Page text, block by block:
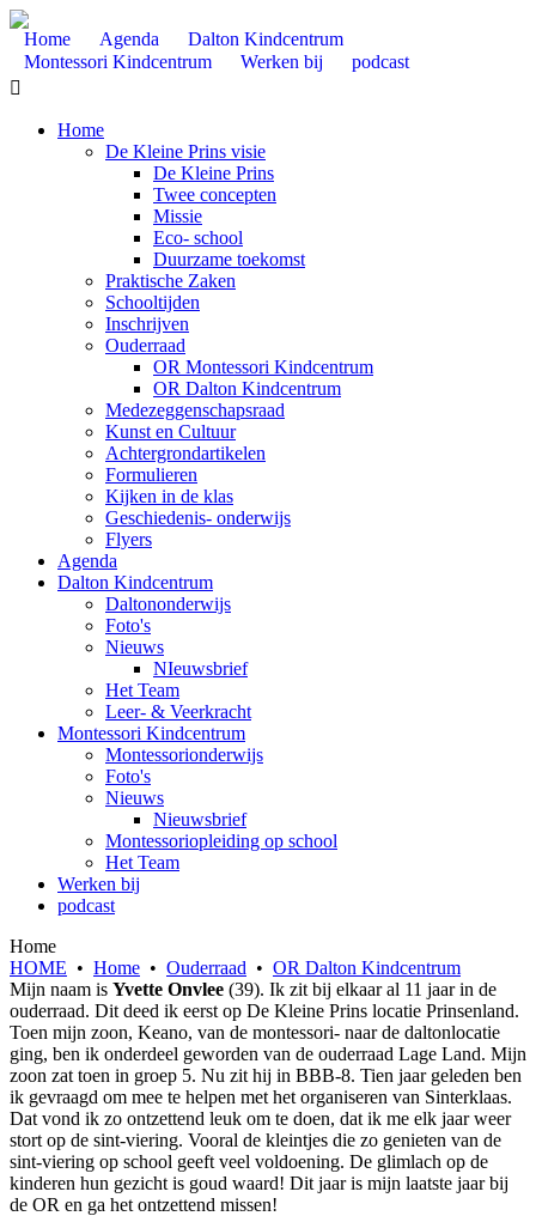
Home Agenda
Dalton Kindcentrum
Montessori Kindcentrum
Werken bij
podcast

Home
De Kleine Prins visie
De Kleine Prins
Twee concepten
Missie
Eco- school
Duurzame toekomst
Praktische Zaken
Schooltijden
Inschrijven
Ouderraad
OR Montessori Kindcentrum
OR Dalton Kindcentrum
Medezeggenschapsraad
Kunst en Cultuur
Achtergrondartikelen
Formulieren
Kijken in de klas
Geschiedenis- onderwijs
Flyers
Agenda
Dalton Kindcentrum
Daltononderwijs
Foto's
Nieuws
NIeuwsbrief
Het Team
Leer- & Veerkracht
Montessori Kindcentrum
Montessorionderwijs
Foto's
Nieuws
Nieuwsbrief
Montessoriopleiding op school
Het Team
Werken bij
podcast
Home
HOME • Home • Ouderraad • OR Dalton Kindcentrum
Mijn naam is Yvette Onvlee (39). Ik zit bij elkaar al 11 jaar in de
ouderraad. Dit deed ik eerst op De Kleine Prins locatie Prinsenland.
Toen mijn zoon, Keano, van de montessori- naar de daltonlocatie
ging, ben ik onderdeel geworden van de ouderraad Lage Land. Mijn
zoon zat toen in groep 5. Nu zit hij in BBB-8. Tien jaar geleden ben
ik gevraagd om mee te helpen met het organiseren van Sinterklaas.
Dat vond ik zo ontzettend leuk om te doen, dat ik me elk jaar weer
stort op de sint-viering. Vooral de kleintjes die zo genieten van de
sint-viering op school geeft veel voldoening. De glimlach op de
kinderen hun gezicht is goud waard! Dit jaar is mijn laatste jaar bij
de OR en ga het ontzettend missen!